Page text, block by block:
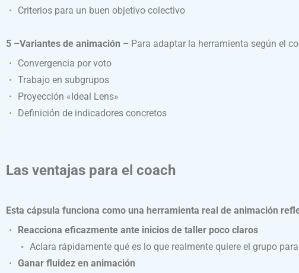
Criterios para un buen objetivo colectivo
5 –Variantes de animación – Para adaptar la herramienta según el
Convergencia por voto
Trabajo en subgrupos
Proyección «Ideal Lens»
Definición de indicadores concretos
Las ventajas para el coach
Esta cápsula funciona como una herramienta real de animación
Reacciona eficazmente ante inicios de taller poco claros
Aclara rápidamente qué es lo que realmente quiere el grupo
Ganar fluidez en animación